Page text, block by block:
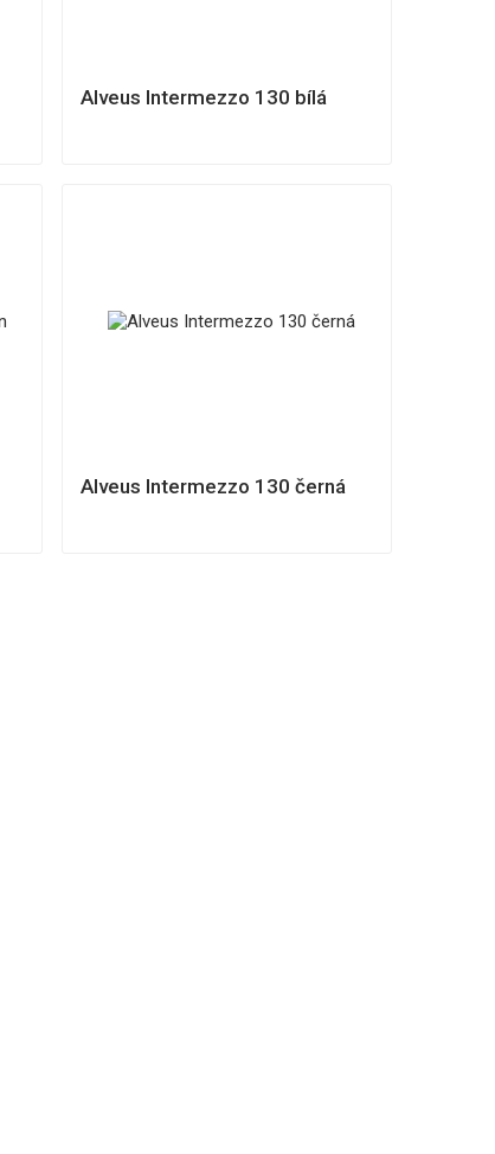
Alveus Intermezzo 130 bílá
Alveus Intermezzo 130 černá